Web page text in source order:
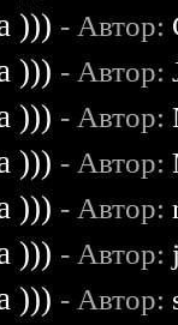
))) - Автор:
))) - Автор:
))) - Автор:
))) - Автор:
))) - Автор:
))) - Автор:
))) - Автор: